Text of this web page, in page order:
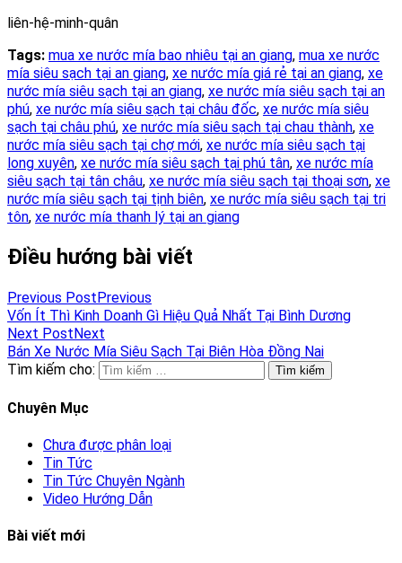
Tags: mua xe nước mía bao nhiêu tại an giang, mua xe nước
mía siêu sạch tại an giang, xe nước mía giá rẻ tại an giang, xe
nước mía siêu sạch tại an giang, xe nước mía siêu sạch tại an
phú, xe nước mía siêu sạch tại châu đốc, xe nước mía siêu
sạch tại châu phú, xe nước mía siêu sạch tại chau thành, xe
nước mía siêu sạch tại chợ mới, xe nước mía siêu sạch tại
long xuyên, xe nước mía siêu sạch tại phú tân, xe nước mía
siêu sạch tại tân châu, xe nước mía siêu sạch tại thoại sơn, xe
nước mía siêu sạch tại tịnh biên, xe nước mía siêu sạch tại tri
tôn, xe nước mía thanh lý tại an giang
Điều hướng bài viết
Previous Post Previous
Vốn Ít Thì Kinh Doanh Gì Hiệu Quả Nhất Tại Bình Dương
Next Post Next
Bán Xe Nước Mía Siêu Sạch Tại Biên Hòa Đồng Nai
Tìm kiếm cho:
Chuyên Mục
Chưa được phân loại
Tin Tức
Tin Tức Chuyên Ngành
Video Hướng Dẫn
Bài viết mới